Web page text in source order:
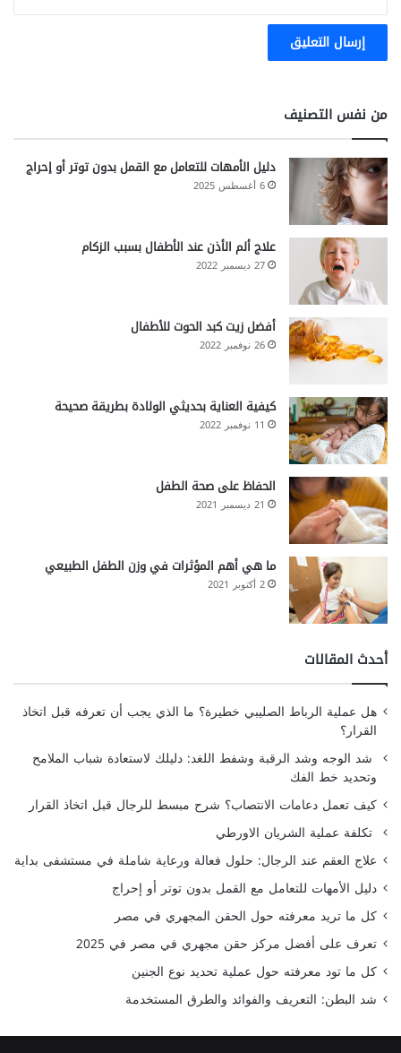
من نفس التصنيف
دليل الأمهات للتعامل مع القمل بدون توتر أو إحراج
6 أغسطس 2025
علاج ألم الأذن عند الأطفال بسبب الزكام
27 ديسمبر 2022
أفضل زيت كبد الحوت للأطفال
26 نوفمبر 2022
كيفية العناية بحديثي الولادة بطريقة صحيحة
11 نوفمبر 2022
الحفاظ على صحة الطفل
21 ديسمبر 2021
ما هي أهم المؤثرات في وزن الطفل الطبيعي
2 أكتوبر 2021
أحدث المقالات
هل عملية الرباط الصليبي خطيرة؟ ما الذي يجب أن تعرفه قبل اتخاذ
القرار؟
شد الوجه وشد الرقبة وشفط اللغد: دليلك لاستعادة شباب الملامح
وتحديد خط الفك
كيف تعمل دعامات الانتصاب؟ شرح مبسط للرجال قبل اتخاذ القرار
تكلفة عملية الشريان الاورطي
علاج العقم عند الرجال: حلول فعالة ورعاية شاملة في مستشفى بداية
دليل الأمهات للتعامل مع القمل بدون توتر أو إحراج
كل ما تريد معرفته حول الحقن المجهري في مصر
تعرف على أفضل مركز حقن مجهري في مصر في 2025
كل ما تود معرفته حول عملية تحديد نوع الجنين
شد البطن: التعريف والفوائد والطرق المستخدمة